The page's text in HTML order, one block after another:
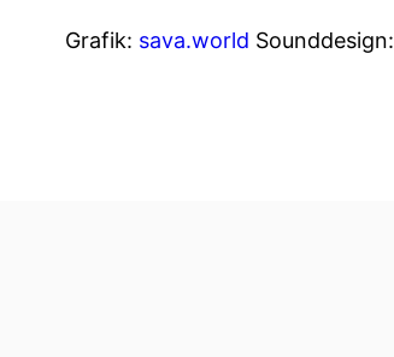
Grafik: sava.world Sounddesign: